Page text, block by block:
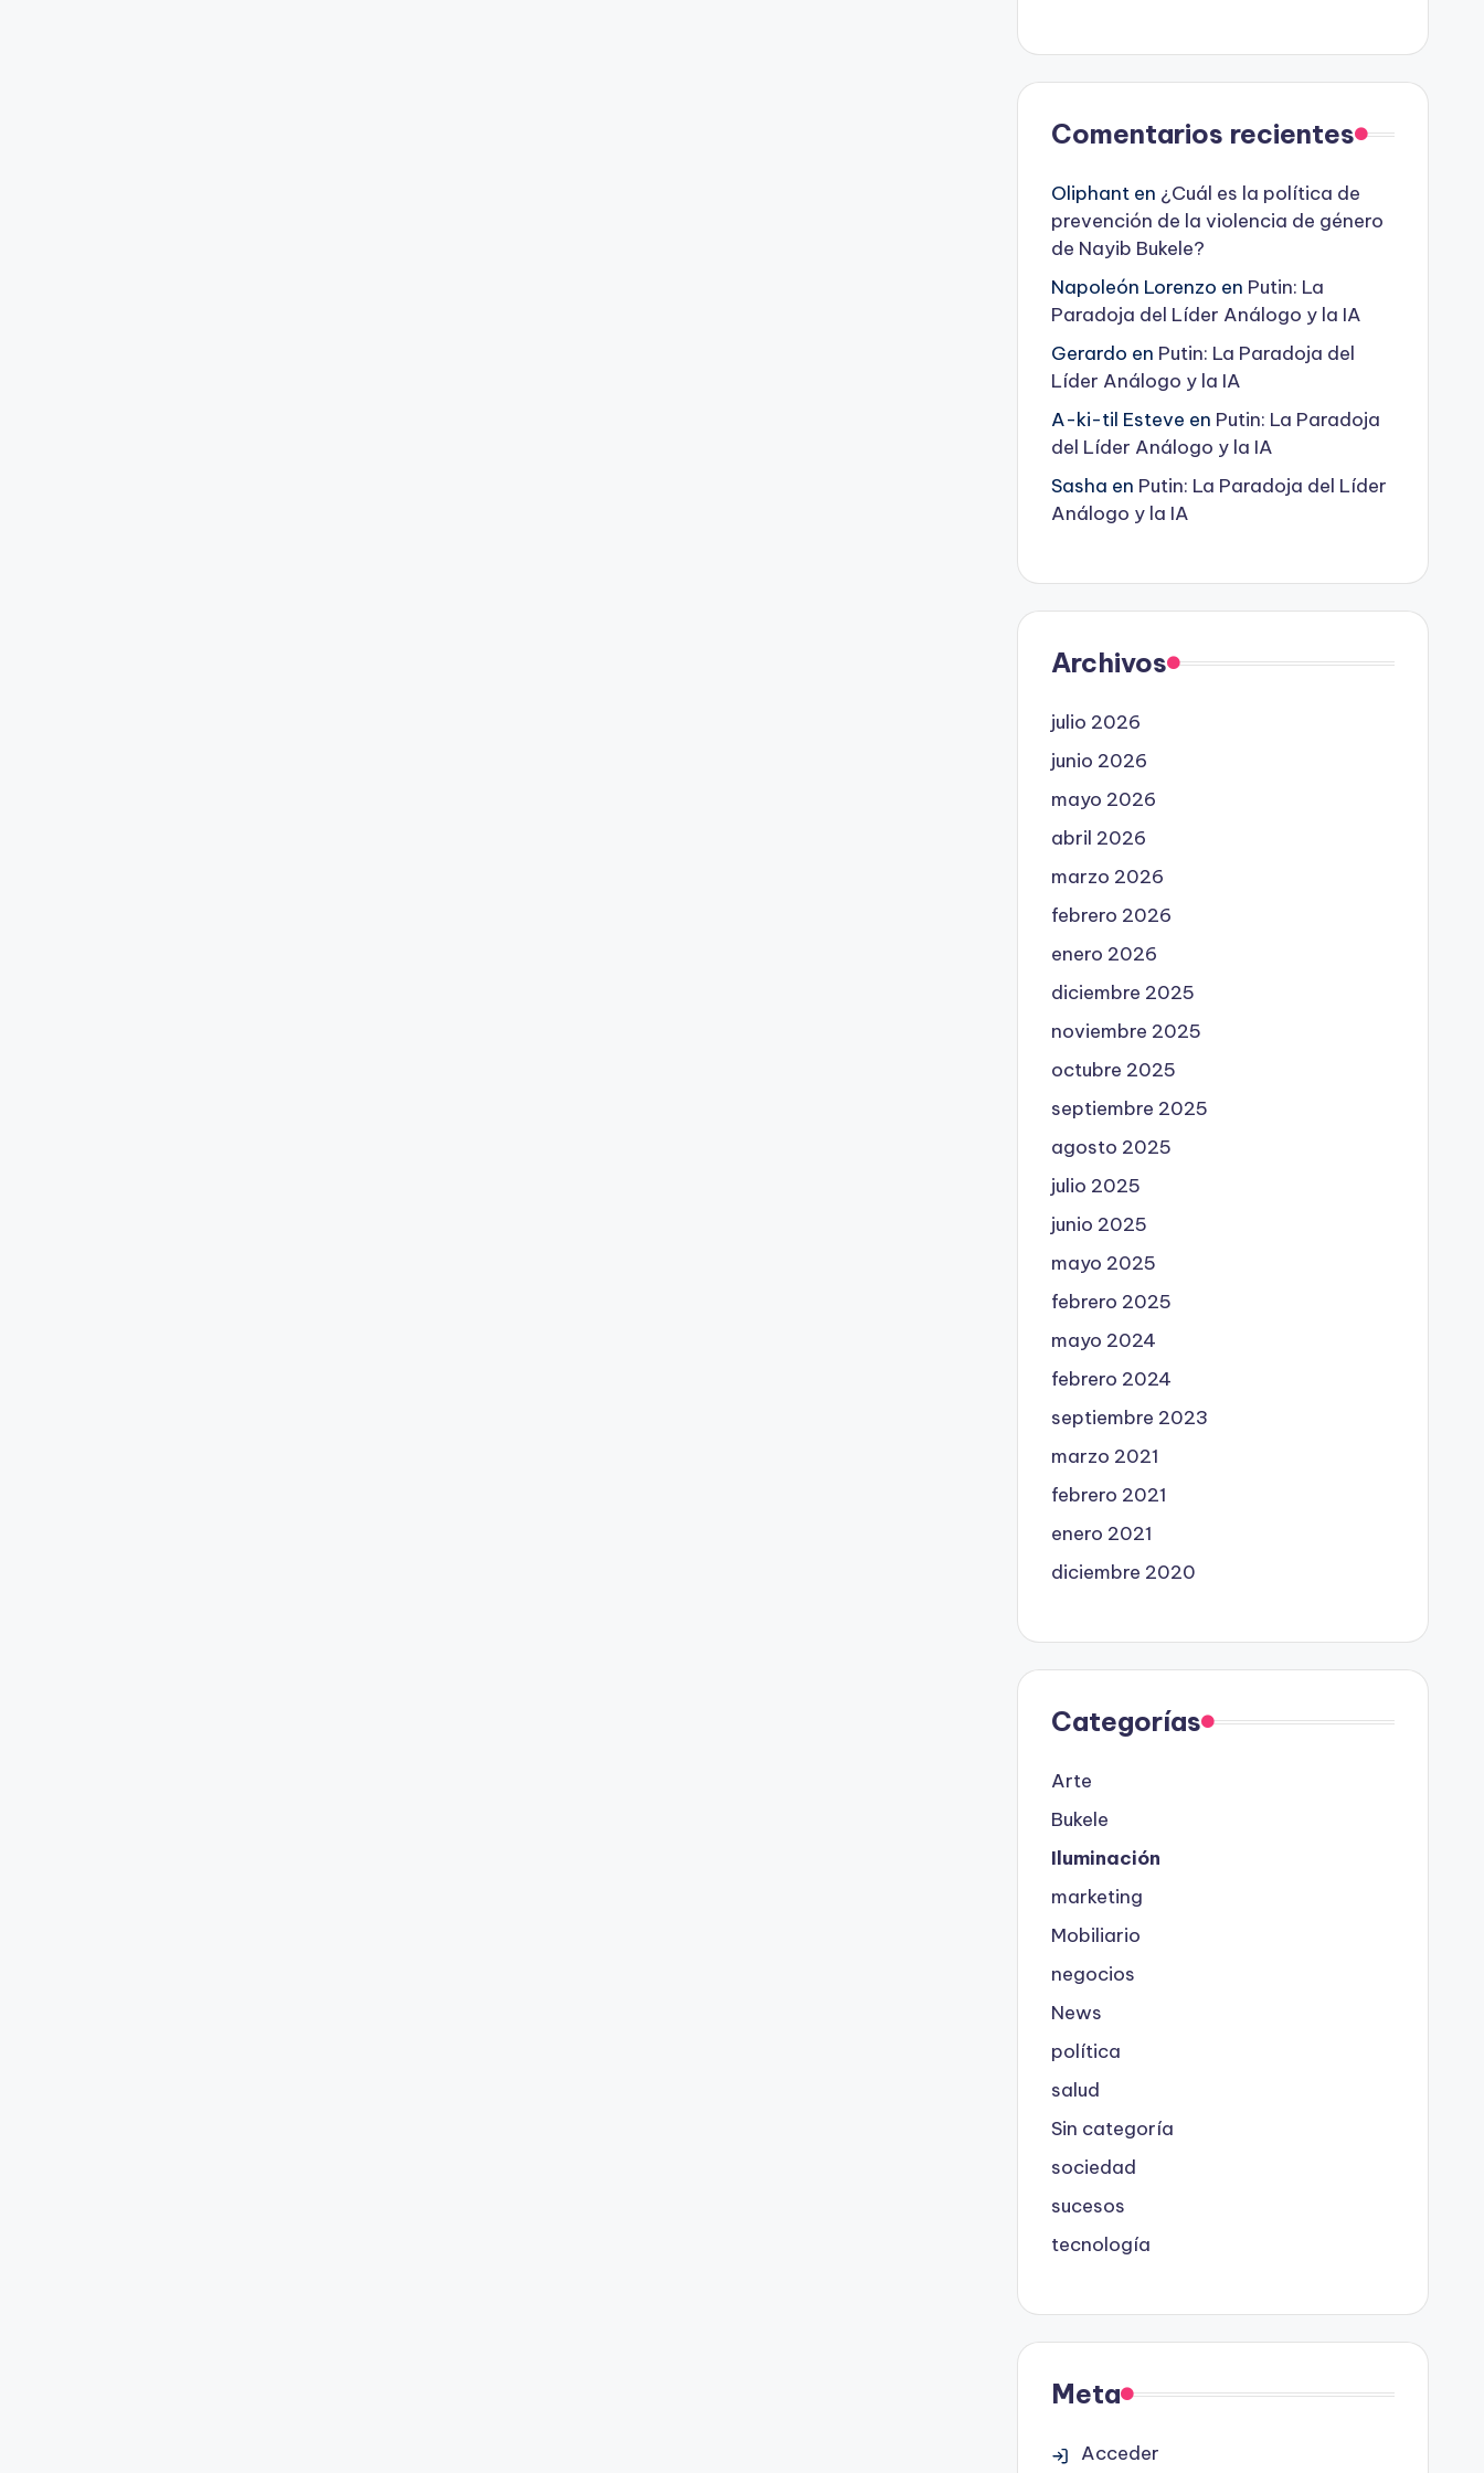
Comentarios recientes
Oliphant en ¿Cuál es la política de
prevención de la violencia de género
de Nayib Bukele?
Napoleón Lorenzo en Putin: La
Paradoja del Líder Análogo y la IA
Gerardo en Putin: La Paradoja del
Líder Análogo y la IA
A-ki-til Esteve en Putin: La Paradoja
del Líder Análogo y la IA
Sasha en Putin: La Paradoja del Líder
Análogo y la IA
Archivos
julio 2026
junio 2026
mayo 2026
abril 2026
marzo 2026
febrero 2026
enero 2026
diciembre 2025
noviembre 2025
octubre 2025
septiembre 2025
agosto 2025
julio 2025
junio 2025
mayo 2025
febrero 2025
mayo 2024
febrero 2024
septiembre 2023
marzo 2021
febrero 2021
enero 2021
diciembre 2020
Categorías
Arte
Bukele
Iluminación
marketing
Mobiliario
negocios
News
política
salud
Sin categoría
sociedad
sucesos
tecnología
Meta
Acceder